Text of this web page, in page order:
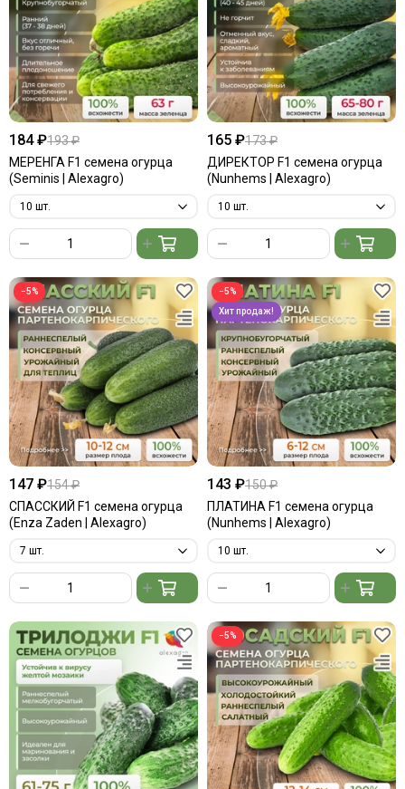
184 ₽193 ₽
МЕРЕНГА F1 семена огурца
(Seminis | Alexagro)
165 ₽173 ₽
ДИРЕКТОР F1 семена огурца
(Nunhems | Alexagro)
−5%
147 ₽154 ₽
СПАССКИЙ F1 семена огурца
(Enza Zaden | Alexagro)
−5%
143 ₽150 ₽
ПЛАТИНА F1 семена огурца
(Nunhems | Alexagro)
−5%